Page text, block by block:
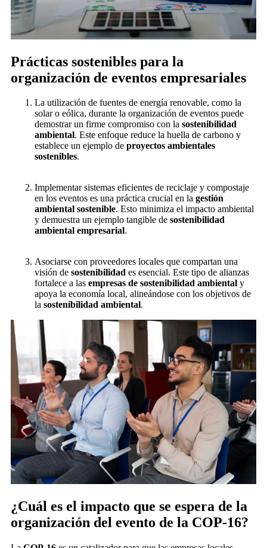
Prácticas sostenibles para la
organización de eventos empresariales
La utilización de fuentes de energía renovable, como la
solar o eólica, durante la organización de eventos puede
demostrar un firme compromiso con la sostenibilidad
ambiental. Este enfoque reduce la huella de carbono y
establece un ejemplo de proyectos ambientales
sostenibles.
Implementar sistemas eficientes de reciclaje y compostaje
en los eventos es una práctica crucial en la gestión
ambiental sostenible. Esto minimiza el impacto ambiental
y demuestra un ejemplo tangible de sostenibilidad
ambiental empresarial.
Asociarse con proveedores locales que compartan una
visión de sostenibilidad es esencial. Este tipo de alianzas
fortalece a las empresas de sostenibilidad ambiental y
apoya la economía local, alineándose con los objetivos de
la sostenibilidad ambiental.
¿Cuál es el impacto que se espera de la
organización del evento de la COP-16?